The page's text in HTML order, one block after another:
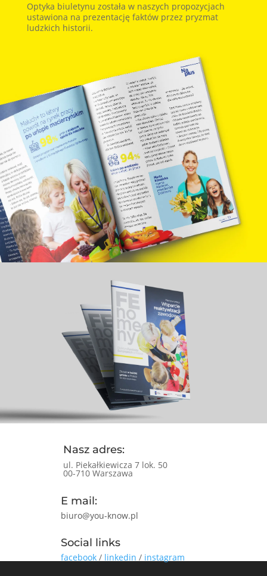
Optyka biuletynu została w naszych propozycjach
ustawiona na prezentację faktów przez pryzmat
ludzkich historii.
Nasz adres:
ul. Piekałkiewicza 7 lok. 50
00-710 Warszawa
E mail:
biuro@you-know.pl
Social links
facebook/ linkedin / instagram